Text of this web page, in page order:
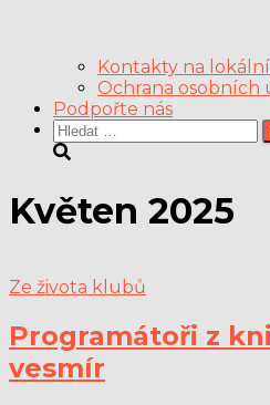
Kontakty na
Ochrana osobních
Podpořte nás
Vyhledávání
Květen 2025
Ze života klubů
Programátoři z
vesmír